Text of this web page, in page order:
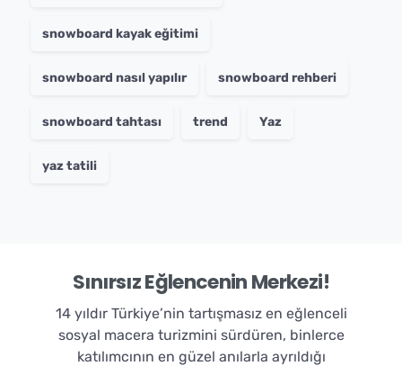
snowboard kayak eğitimi
snowboard nasıl yapılır snowboard rehberi
snowboard tahtası trend Yaz
yaz tatili
Sınırsız Eğlencenin Merkezi!
14 yıldır Türkiye’nin tartışmasız en eğlenceli
sosyal macera turizmini sürdüren, binlerce
katılımcının en güzel anılarla ayrıldığı